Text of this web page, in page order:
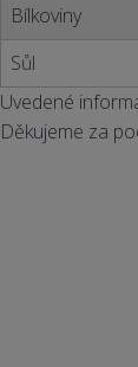
Bílkoviny
Sůl
Uvedené
Děkujeme za